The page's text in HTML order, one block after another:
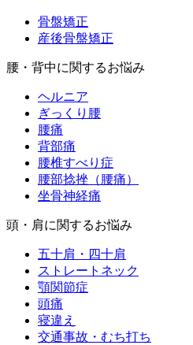
骨盤矯正
産後骨盤矯正
腰・背中に関するお悩み
ヘルニア
ぎっくり腰
腰痛
背部痛
腰椎すべり症
腰部捻挫（腰痛）
坐骨神経痛
頭・肩に関するお悩み
五十肩・四十肩
ストレートネック
顎関節症
頭痛
寝違え
交通事故・むち打ち